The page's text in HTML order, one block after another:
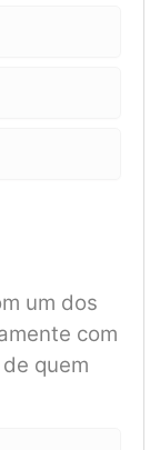
um dos
com
quem